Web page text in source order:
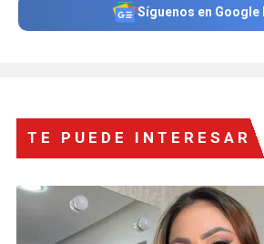
Síguenos en Google
TE PUEDE INTERESAR